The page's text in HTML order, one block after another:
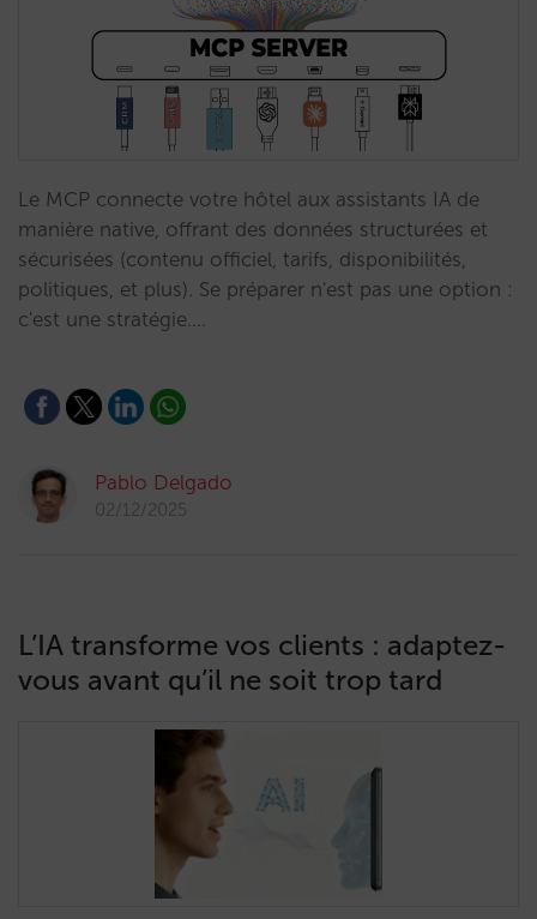
Le MCP connecte votre hôtel aux assistants IA de
manière native, offrant des données structurées et
sécurisées (contenu officiel, tarifs, disponibilités,
politiques, et plus). Se préparer n'est pas une option :
c'est une stratégie.…
Pablo Delgado
02/12/2025
L’IA transforme vos clients : adaptez-
vous avant qu’il ne soit trop tard